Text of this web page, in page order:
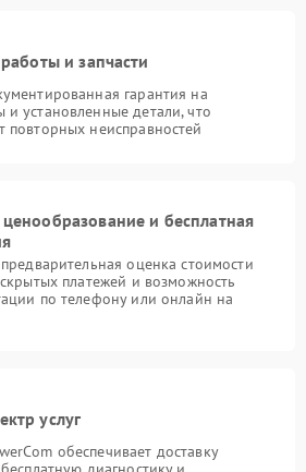
и запчасти
гарантия на
установленные детали, что
повторных неисправностей
и бесплатная
оценка стоимости
платежей и возможность
по телефону или онлайн на
услуг
обеспечивает доставку